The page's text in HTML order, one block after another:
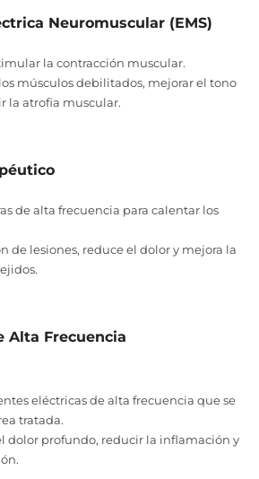
Neuromuscular (EMS)
la contracción muscular.
músculos debilitados, mejorar el tono
la atrofia muscular.
de alta frecuencia para calentar los
de lesiones, reduce el dolor y mejora la
Alta Frecuencia
eléctricas de alta frecuencia que se
tratada.
dolor profundo, reducir la inflamación y